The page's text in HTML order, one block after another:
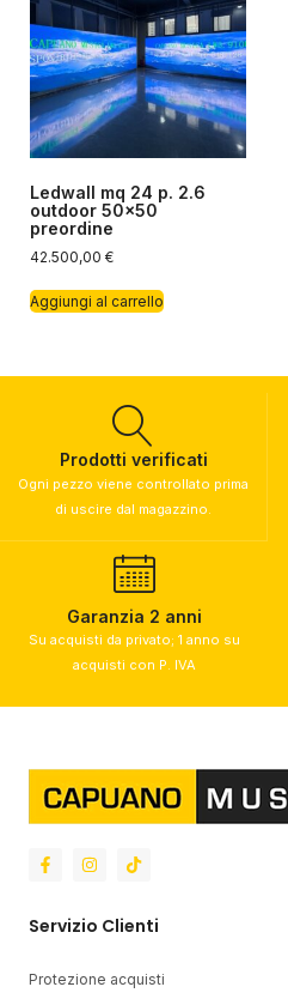
Ledwall mq 24 p. 2.6
outdoor 50×50
preordine
42.500,00 €
Aggiungi al carrello
Prodotti verificati
Ogni pezzo viene controllato prima
di uscire dal magazzino.
Garanzia 2 anni
Su acquisti da privato; 1 anno su
acquisti con P. IVA​
Servizio Clienti
Protezione acquisti